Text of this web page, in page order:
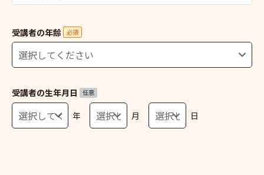
受講者の年齢 必須
受講者の生年月日 任意
年 月 日